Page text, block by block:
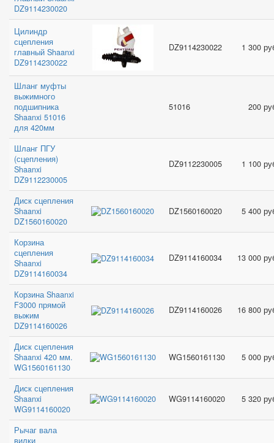
DZ9114230020
Цилиндр
сцепления
главный Shaanxi
DZ9114230022
DZ9114230022 1 300
Шланг муфты
выжимного
подшипника
Shaanxi 51016
для 420мм
51016 200
Шланг ПГУ
(сцепления)
Shaanxi
DZ9112230005
DZ9112230005 1 100
Диск сцепления
Shaanxi
DZ1560160020
DZ1560160020 5 400
Корзина
сцепления
Shaanxi
DZ9114160034
DZ9114160034 13 000
Корзина Shaanxi
F3000 прямой
выжим
DZ9114160026
DZ9114160026 16 800
Диск сцепления
Shaanxi 420 мм.
WG1560161130
WG1560161130 5 000
Диск сцепления
Shaanxi
WG9114160020
WG9114160020 5 320
Рычаг вала
вилки